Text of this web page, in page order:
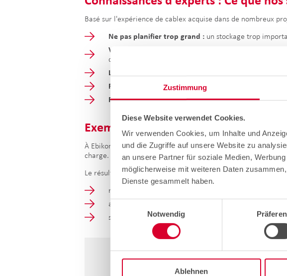
Zustimmung
Diese Website verwendet Cookies.
Wir verwenden Cookies, um Inhalte und
und die Zugriffe auf unsere Website zu
an unsere Partner für soziale Medien,
möglicherweise mit weiteren Daten
Dienste gesammelt haben.
Einwilligungsauswahl
Notwendig
Ablehnen
Basé sur l'expérience de cablex acquise dans de nombreux
Ne pas planifier trop grand : un stockage trop
Vérifier le profil de charge :
les batteries de
creuses ou la nuit.
Le SGE est rentable :
Penser à l'avenir :le stockage doit correspondre à
Profiter de l'encouragement :de nombreux cantons
Exemple pratique : solution de
À Ebikon, l'installation photovoltaïque a été complétée par
charge.
Le résultat :
réduction sensible de l'utilisation du réseau
alimentation du central en électricité propre, en partie
stabilisation du réseau et amélioration de la rentabilité